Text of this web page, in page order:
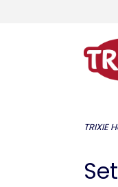
TRIXIE